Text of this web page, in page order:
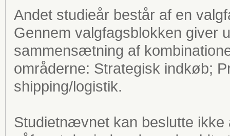
Andet studieår består af en
Gennem valgfagsblokken giver
sammensætning af
områderne: Strategisk indkøb;
shipping/logistik.
Studietnævnet kan beslutte